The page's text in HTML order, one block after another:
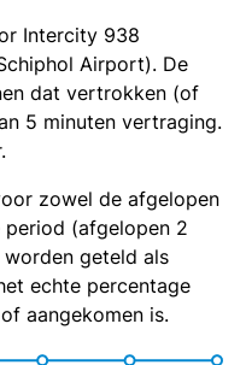
Intercity 938
Airport). De
dat vertrokken (of
5 minuten vertraging.
zowel de afgelopen
period (afgelopen 2
worden geteld als
echte percentage
aangekomen is.